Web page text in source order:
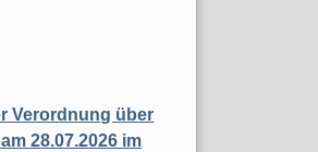
Verordnung über
28.07.2026 im